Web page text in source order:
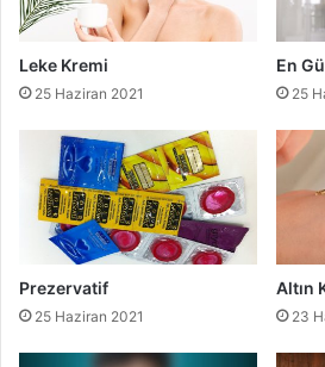
Leke Kremi
25 Haziran 2021
En
25
Prezervatif
25 Haziran 2021
Altın
23